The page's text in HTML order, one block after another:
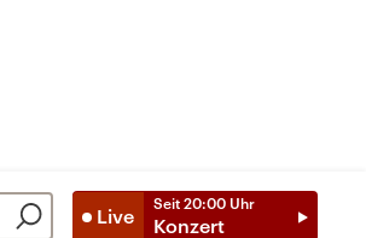
Live
Seit 20:00 Uhr
Konzert